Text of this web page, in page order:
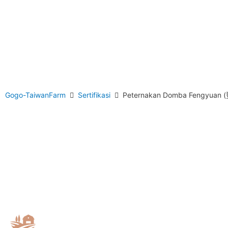
Gogo-TaiwanFarm Sertifikasi Peternakan Domba Fengyuan (